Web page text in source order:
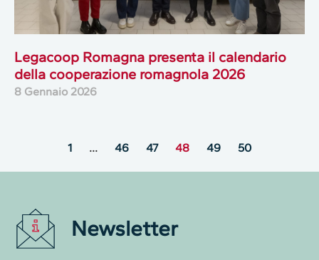
Legacoop Romagna presenta il calendario
della cooperazione romagnola 2026
8 Gennaio 2026
1 … 46 47 48 49 50
Newsletter